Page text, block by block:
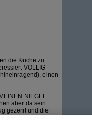
die Küche zu
VÖLLIG
einen
NIEGEL
aber da sein
gezerrt und die
wollt ja nix
am